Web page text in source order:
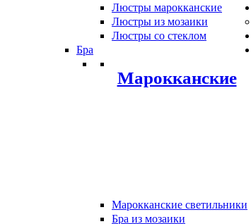
Люстры марокканские
Люстры из мозаики
Люстры со стеклом
Бра
Марокканские
Марокканские светильники
Бра из мозаики